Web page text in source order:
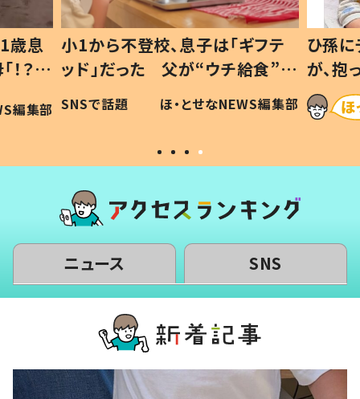
歳息
？」
編集部
小1から不登校、息子は「ギフテ
ッド」だった 父が“ウチ給食”を
作り続ける理由とは #令和の親
#令和の子
SNSで話題 ほ・とせなNEWS編集部
ひ孫
が、
「涙が
い」
ニュース SNS